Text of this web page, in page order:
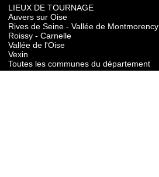
LIEUX DE TOURNAGE
Auvers sur Oise
Rives de Seine - Vallée de Montmorency
Roissy - Carnelle
Vallée de l'Oise
Vexin
Toutes les communes du département